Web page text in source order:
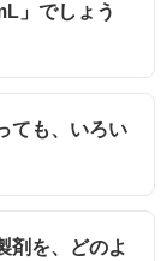
」でしょう
ても、いろい
を、どのよ